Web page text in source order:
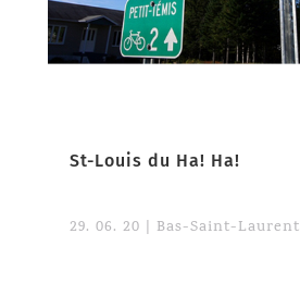
St-Louis du Ha! Ha!
29. 06. 20 | Bas-Saint-Laurent